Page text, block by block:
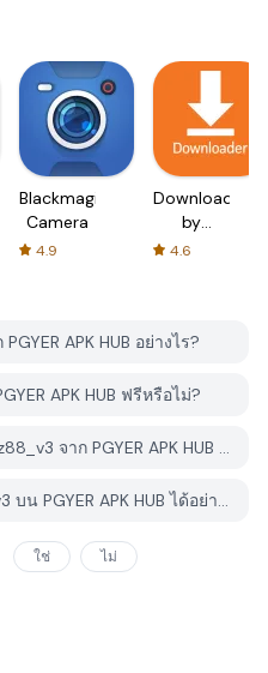
Blackmagic
Camera
4.9
Downloader
by
AFTVnews
4.6
APK HUB อย่างไร?
APK HUB ฟรีหรือไม่?
ฉันต้องมีบัญชีเพื่อดาวน์โหลด oz88_v3 จาก PGYER APK HUB หรือไม่?
ฉันจะรายงานปัญหากับ oz88_v3 บน PGYER APK HUB ได้อย่างไร?
ใช่ ไม่